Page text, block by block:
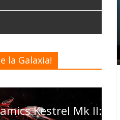
la Galaxia!
Kestrel Mk II:
Desarrollo
Elite
las